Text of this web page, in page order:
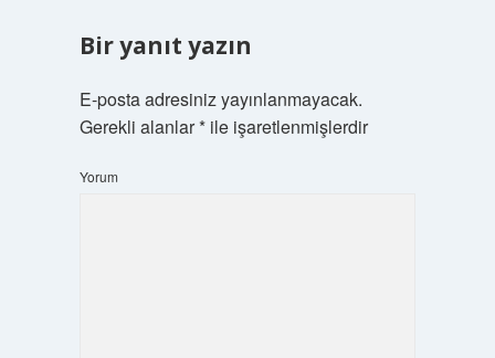
Bir yanıt yazın
E-posta adresiniz yayınlanmayacak.
Gerekli alanlar*ile işaretlenmişlerdir
Yorum